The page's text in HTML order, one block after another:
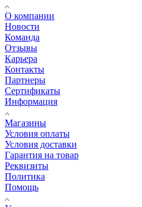
О компании
Новости
Команда
Отзывы
Карьера
Контакты
Партнеры
Сертификаты
Информация
Магазины
Условия оплаты
Условия доставки
Гарантия на товар
Реквизиты
Политика
Помощь